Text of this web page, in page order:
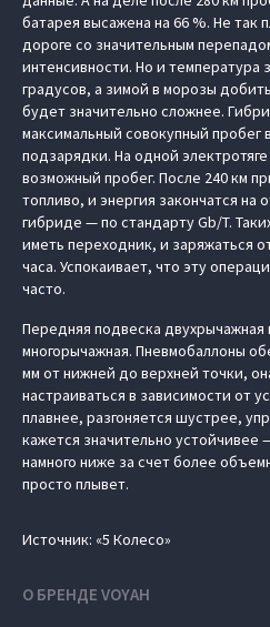
батарея высажена на 66 %. Не так
дороге со значительным
интенсивности. Но и температура
градусов, а зимой в морозы
будет значительно сложнее.
максимальный совокупный пробег
подзарядки. На одной
возможный пробег. После 240 км
топливо, и энергия закончатся на
гибриде — по стандарту Gb/T.
иметь переходник, и заряжаться
часа. Успокаивает, что эту
часто.
Передняя подвеска
многорычажная. Пневмобаллоны
мм от нижней до верхней точки,
настраиваться в зависимости от
плавнее, разгоняется шустрее,
кажется значительно устойчивее
намного ниже за счет более
просто плывет.
Источник: «5 Колесо»
О БРЕНДЕ VOYAH